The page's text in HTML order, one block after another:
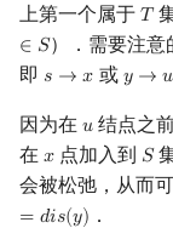
上第一个属于 𝑇
T
∈ 𝑆）．需要注意
即 𝑠 → 𝑥
s →x 或 𝑦 → 𝑢
y→u
因为在 𝑢
u 结点之
在 𝑥
x 点加入到 𝑆
S
会被松弛，从而
= 𝑑𝑖𝑠(𝑦) ．